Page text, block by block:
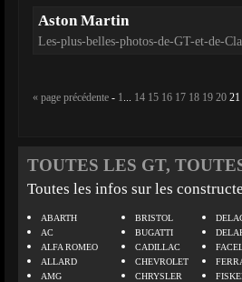
Aston Martin
Les-plus-belles-photos-de-GT-et-de-
« page précédente - 1... 14 15 16 17 18 19 20 21
TOUTES LES GT,
Toutes les infos sur les
ABARTH
AC
ALFA ROMEO
ALLARD
AMG
BRISTOL
BUGATTI
CADILLAC
CHEVROLET
CHRYSLER